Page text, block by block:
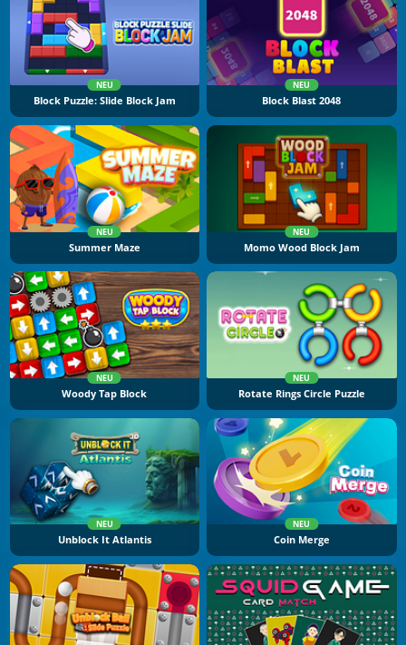
NEU
Block Puzzle: Slide Block Jam
NEU
Block Blast 2048
NEU
Summer Maze
NEU
Momo Wood Block Jam
NEU
Woody Tap Block
NEU
Rotate Rings Circle Puzzle
NEU
Unblock It Atlantis
NEU
Coin Merge